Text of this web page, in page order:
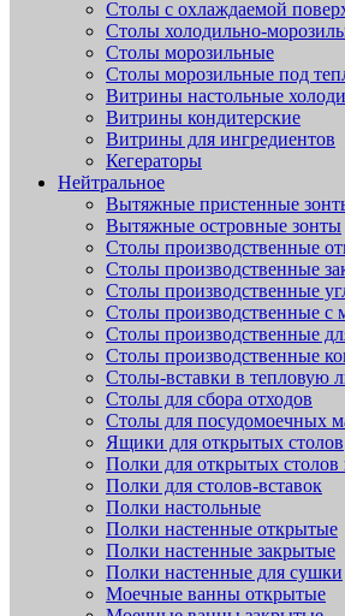
Столы с охлаждаемой
Столы холодильно-
Столы морозильные
Столы морозильные под
Витрины настольные
Витрины кондитерские
Витрины для ингредиентов
Кегераторы
Нейтральное
Вытяжные пристенные
Вытяжные островные зонты
Столы производственные
Столы производственные
Столы производственные
Столы производственные с
Столы производственные
Столы производственные
Столы-вставки в тепловую
Столы для сбора отходов
Столы для посудомоечных
Ящики для открытых столов
Полки для открытых столов
Полки для столов-вставок
Полки настольные
Полки настенные открытые
Полки настенные закрытые
Полки настенные для сушки
Моечные ванны открытые